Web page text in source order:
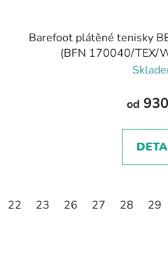
Barefoot plátěné tenisky
(BFN 170040/TEX/
od
22 23 26 27 28 29